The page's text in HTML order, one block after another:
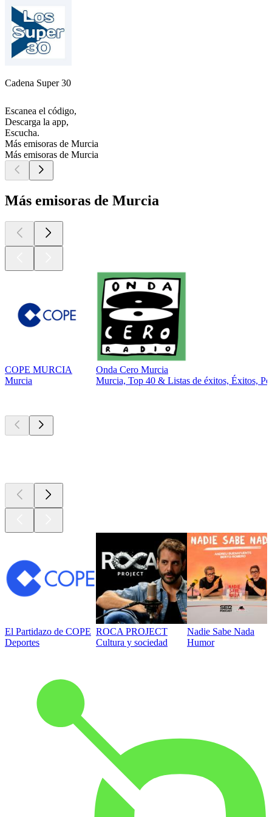
Cadena Super 30
Escanea el código,
Descarga la app,
Escucha.
Más emisoras de Murcia
Más emisoras de Murcia
Más emisoras de Murcia
COPE MURCIA
Murcia
Onda Cero Murcia
Murcia, Top 40 & Listas de éxitos, Éxitos,
El Partidazo de COPE
Deportes
ROCA PROJECT
Cultura y sociedad
Nadie Sabe Nada
Humor